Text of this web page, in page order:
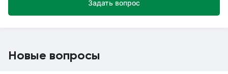
Задать вопрос
Новые вопросы